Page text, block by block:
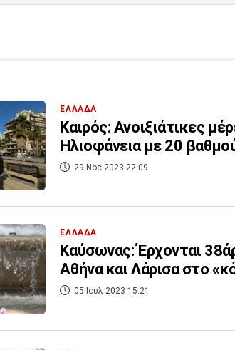
ΕΛΛΑΔΑ
Καιρός: Ανοιξιάτικες
Ηλιοφάνεια με 20
29 Νοε 2023 22:09
ΕΛΛΑΔΑ
Καύσωνας: Έρχονται
Αθήνα και Λάρισα στο
05 Ιουλ 2023 15:21